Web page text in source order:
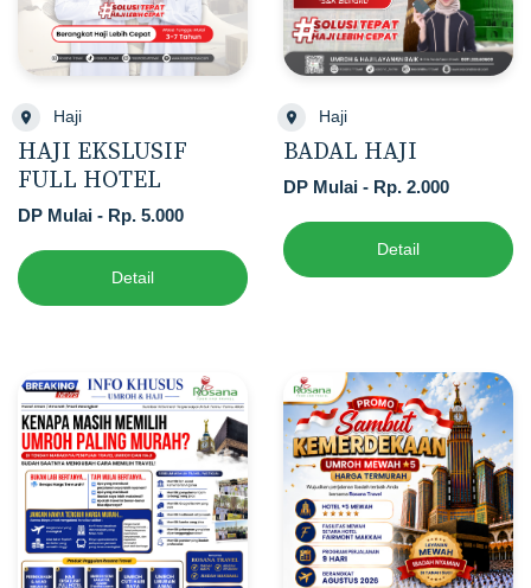
Haji
HAJI EKSLUSIF
FULL HOTEL
DP Mulai - Rp. 5.000
Detail
Haji
BADAL HAJI
DP Mulai - Rp. 2.000
Detail